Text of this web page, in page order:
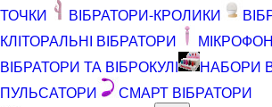
ТОЧКИ
ВІБРАТОРИ-КРОЛИКИ
КЛІТОРАЛЬНІ ВІБРАТОРИ
ВІБРАТОРИ ТА ВІБРОКУЛІ
НАБОРИ
ПУЛЬСАТОРИ
СМАРТ ВІБРАТОРИ